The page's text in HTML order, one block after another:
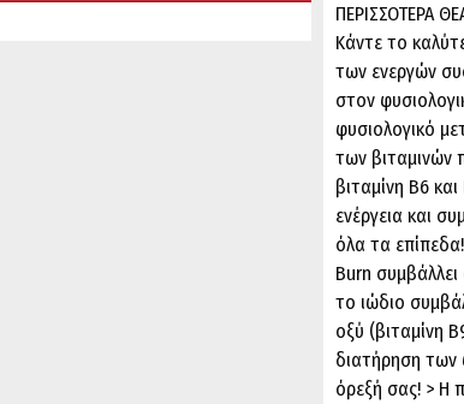
ΠΕΡΙΣΣΟΤΕΡΑ
Κάντε το
των ενεργών
στον
φυσιολογικό
των βιταμινών
βιταμίνη Β6
ενέργεια και
όλα τα
Burn συμβάλλει
το ιώδιο
οξύ (βιταμίνη
διατήρηση των
όρεξή σας! > Η